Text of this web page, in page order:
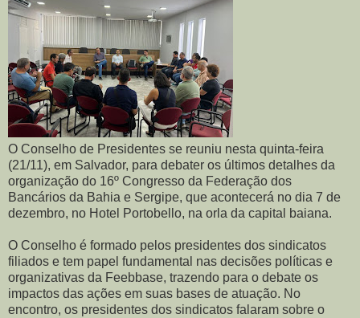
O Conselho de Presidentes se reuniu nesta quinta-feira
(21/11), em Salvador, para debater os últimos detalhes da
organização do 16º Congresso da Federação dos
Bancários da Bahia e Sergipe, que acontecerá no dia 7 de
dezembro, no Hotel Portobello, na orla da capital baiana.
O Conselho é formado pelos presidentes dos sindicatos
filiados e tem papel fundamental nas decisões políticas e
organizativas da Feebbase, trazendo para o debate os
impactos das ações em suas bases de atuação. No
encontro, os presidentes dos sindicatos falaram sobre o